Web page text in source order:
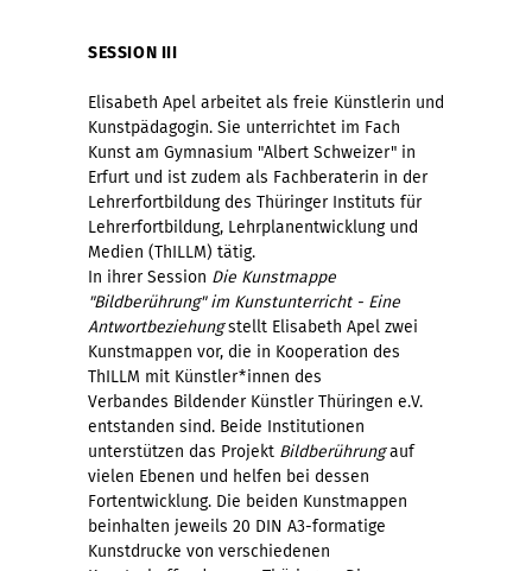
SESSION III
Elisabeth Apel arbeitet als freie Künstlerin und
Kunstpädagogin. Sie unterrichtet im Fach
Kunst am Gymnasium "Albert Schweizer" in
Erfurt und ist zudem als Fachberaterin in der
Lehrerfortbildung des Thüringer Instituts für
Lehrerfortbildung, Lehrplanentwicklung und
Medien (ThILLM) tätig.
In ihrer Session Die Kunstmappe
"Bildberührung" im Kunstunterricht - Eine
Antwortbeziehungstellt Elisabeth Apel zwei
Kunstmappen vor, die in Kooperation des
ThILLM mit Künstler*innen des
Verbandes Bildender Künstler Thüringen e.V.
entstanden sind. Beide Institutionen
unterstützen das Projekt Bildberührungauf
vielen Ebenen und helfen bei dessen
Fortentwicklung. Die beiden Kunstmappen
beinhalten jeweils 20 DIN A3-formatige
Kunstdrucke von verschiedenen